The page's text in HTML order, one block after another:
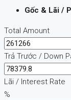
Gốc & Lãi /
Total Amount
Trả Trước / Down
Lãi / Interest Rate
%